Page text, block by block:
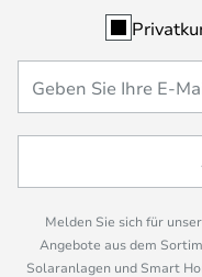
Melden Sie sich für
Angebote aus dem
Solaranlagen und Smart